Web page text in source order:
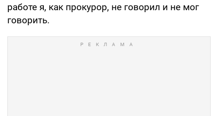
работе я, как прокурор, не говорил и не мог
говорить.